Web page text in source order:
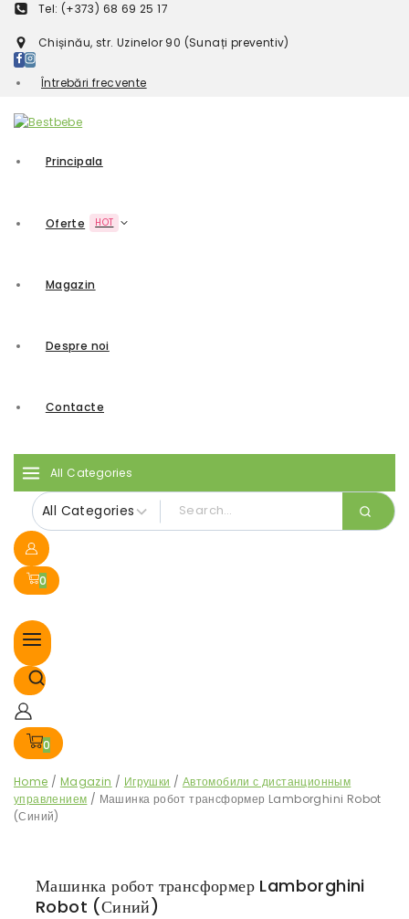
Tel: (+373) 68 69 25 17
Chișinău, str. Uzinelor 90 (Sunați preventiv)
Întrebări frecvente
Principala
Oferte HOT
Magazin
Despre noi
Contacte
All Categories
0
0
Home / Magazin / Игрушки / Автомобили с дистанционным
управлением / Машинка робот трансформер Lamborghini Robot
(Синий)
Машинка робот трансформер Lamborghini
Robot (Синий)